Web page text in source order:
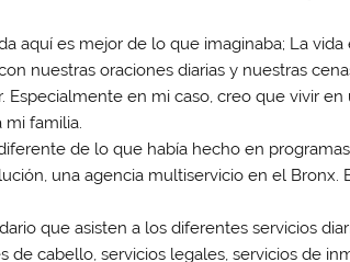
aquí es mejor de lo que imaginaba; La
nuestras oraciones diarias y nuestras
Especialmente en mi caso, creo que vivir
mi familia.
de lo que había hecho en
una agencia multiservicio en el
que asisten a los diferentes servicios
de cabello, servicios legales, servicios de